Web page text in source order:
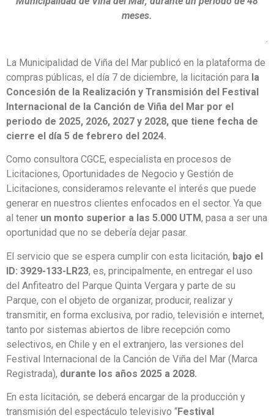
meses.
.
La Municipalidad de Viña del Mar publicó en la plataforma de
compras públicas, el día 7 de diciembre, la licitación para la
Concesión de la Realización y Transmisión del Festival
Internacional de la Canción de Viña del Mar por el
periodo de 2025, 2026, 2027 y 2028, que tiene fecha de
cierre el día 5 de febrero del 2024.
Como consultora CGCE, especialista en procesos de
Licitaciones, Oportunidades de Negocio y Gestión de
Licitaciones, consideramos relevante el interés que puede
generar en nuestros clientes enfocados en el sector. Ya que
al tener un monto superior a las 5.000 UTM, pasa a ser una
oportunidad que no se debería dejar pasar.
El servicio que se espera cumplir con esta licitación, bajo el
ID: 3929-133-LR23, es, principalmente, en entregar el uso
del Anfiteatro del Parque Quinta Vergara y parte de su
Parque, con el objeto de organizar, producir, realizar y
transmitir, en forma exclusiva, por radio, televisión e internet,
tanto por sistemas abiertos de libre recepción como
selectivos, en Chile y en el extranjero, las versiones del
Festival Internacional de la Canción de Viña del Mar (Marca
Registrada), durante los años 2025 a 2028.
En esta licitación, se deberá encargar de la producción y
transmisión del espectáculo televisivo “Festival